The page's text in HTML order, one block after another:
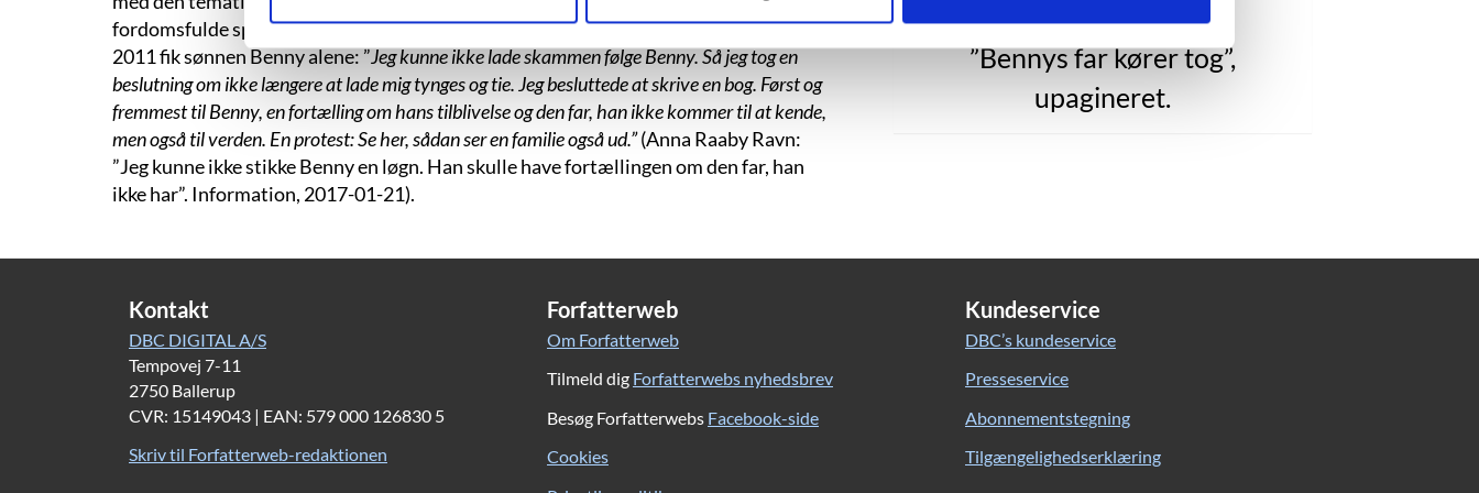
”Bennys far kører tog”,
upagineret.
fordomsfulde spørgsmål, da Rikke Villadsen selv blev gravid med en gift mand og i
2011 fik sønnen Benny alene: ”Jeg kunne ikke lade skammen følge Benny. Så jeg tog en
beslutning om ikke længere at lade mig tynges og tie. Jeg besluttede at skrive en bog. Først og
fremmest til Benny, en fortælling om hans tilblivelse og den far, han ikke kommer til at kende,
men også til verden. En protest: Se her, sådan ser en familie også ud.”(Anna Raaby Ravn:
”Jeg kunne ikke stikke Benny en løgn. Han skulle have fortællingen om den far, han
ikke har”. Information, 2017-01-21).
Kontakt
DBC DIGITAL A/S
Tempovej 7-11
2750 Ballerup
CVR: 15149043 | EAN: 579 000 126830 5
Skriv til Forfatterweb-redaktionen
Forfatterweb
Om Forfatterweb
Tilmeld dig Forfatterwebs nyhedsbrev
Besøg Forfatterwebs Facebook-side
Cookies
Kundeservice
DBC’s kundeservice
Presseservice
Abonnementstegning
Tilgængelighedserklæring